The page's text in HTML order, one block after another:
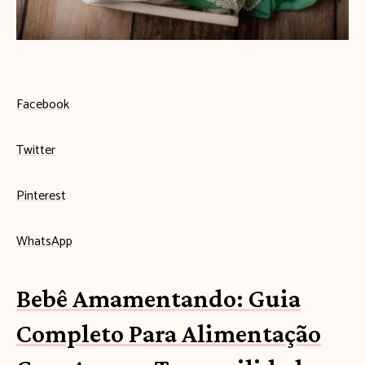
s
e
b
e
ê
c
m
e
ç
Facebook
Twitter
Pinterest
WhatsApp
Bebê Amamentando: Guia
Completo Para Alimentação